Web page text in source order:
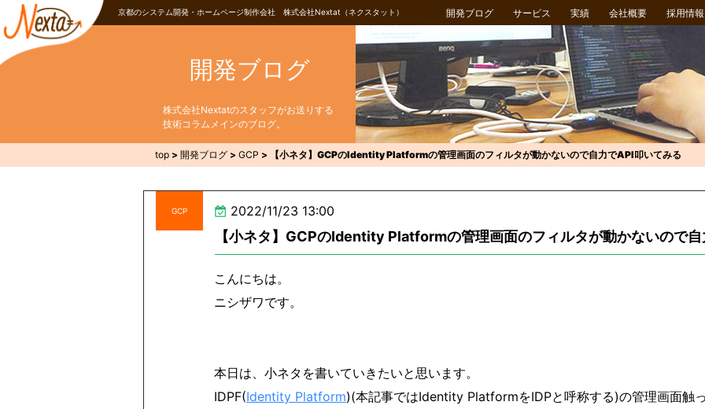
京都のシステム開発・ホームページ制作会社 株式会社Nextat（ネクスタット） 開発ブログ サービス 実績 会社概要 採用情報
開発ブログ
株式会社Nextatのスタッフがお送りする
技術コラムメインのブログ。
top > 開発ブログ > GCP > 【小ネタ】GCPのIdentity Platformの管理画面のフィルタが動かないので自力でAPI叩いてみる
GCP 2022/11/23 13:00
【小ネタ】GCPのIdentity Platformの管理画面のフィルタが動かないので
こんにちは。
ニシザワです。
本日は、小ネタを書いていきたいと思います。
IDPF(Identity Platform)(本記事ではIdentity PlatformをIDPと呼称する)の管理画面触